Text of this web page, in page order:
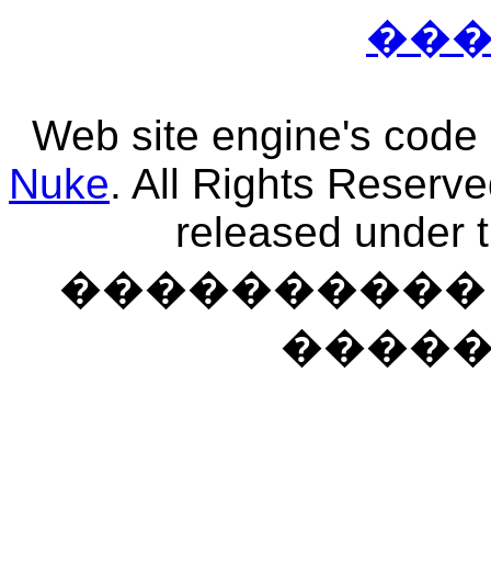
Web site engine's
Nuke. All Rights
released under
����������